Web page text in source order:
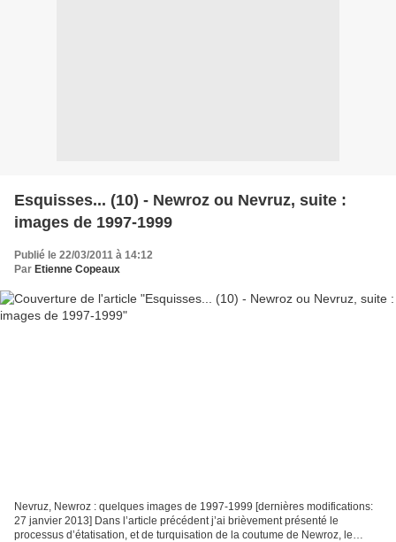
Esquisses... (10) - Newroz ou Nevruz, suite :
images de 1997-1999
Publié le 22/03/2011 à 14:12
Par Etienne Copeaux
Nevruz, Newroz : quelques images de 1997-1999 [dernières modifications:
27 janvier 2013] Dans l’article précédent j’ai brièvement présenté le
processus d’étatisation, et de turquisation de la coutume de Newroz, le